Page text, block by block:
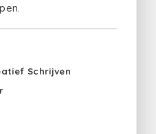
Schrijven